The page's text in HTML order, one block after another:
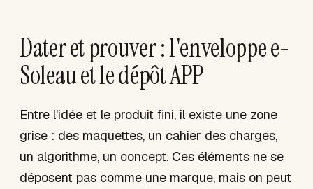
Dater et prouver : l'enveloppe e-
Soleau et le dépôt APP
Entre l'idée et le produit fini, il existe une zone
grise : des maquettes, un cahier des charges,
un algorithme, un concept. Ces éléments ne se
déposent pas comme une marque, mais on peut